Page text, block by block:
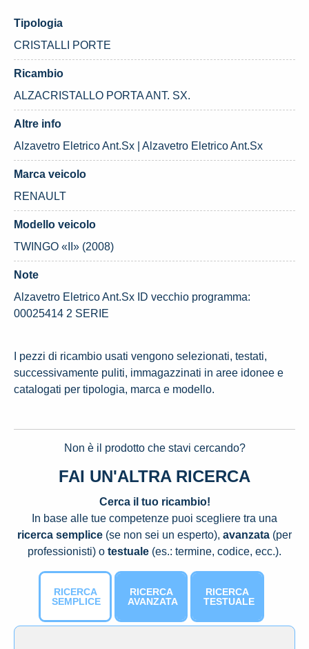
Tipologia
CRISTALLI PORTE
Ricambio
ALZACRISTALLO PORTA ANT. SX.
Altre info
Alzavetro Eletrico Ant.Sx | Alzavetro Eletrico Ant.Sx
Marca veicolo
RENAULT
Modello veicolo
TWINGO «II» (2008)
Note
Alzavetro Eletrico Ant.Sx ID vecchio programma:
00025414 2 SERIE
I pezzi di ricambio usati vengono selezionati, testati,
successivamente puliti, immagazzinati in aree idonee e
catalogati per tipologia, marca e modello.
Non è il prodotto che stavi cercando?
FAI UN'ALTRA RICERCA
Cerca il tuo ricambio!
In base alle tue competenze puoi scegliere tra una
ricerca semplice (se non sei un esperto), avanzata (per
professionisti) o testuale (es.: termine, codice, ecc.).
RICERCA
SEMPLICE
RICERCA
AVANZATA
RICERCA
TESTUALE